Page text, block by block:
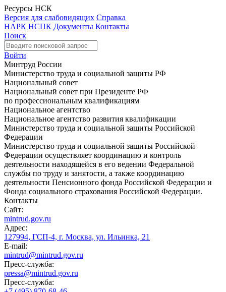
Ресурсы НСК
Версия для слабовидящих Справка
НАРК НСПК Документы Контакты
Поиск
Войти
Минтруд России
Министерство труда и социальной защиты РФ
Национальный совет
Национальный совет при Президенте РФ
по профессиональным квалификациям
Национальное агентство
Национальное агентство развития квалификации
Министерство труда и социальной защиты Российской
Федерации
Министерство труда и социальной защиты Российской
Федерации осуществляет координацию и контроль
деятельности находящейся в его ведении Федеральной
службы по труду и занятости, а также координацию
деятельности Пенсионного фонда Российской Федерации и
Фонда социального страхования Российской Федерации.
Контакты
Сайт:
mintrud.gov.ru
Адрес:
127994, ГСП-4, г. Москва, ул. Ильинка, 21
E-mail:
mintrud@mintrud.gov.ru
Пресс-служба:
pressa@mintrud.gov.ru
Пресс-служба: